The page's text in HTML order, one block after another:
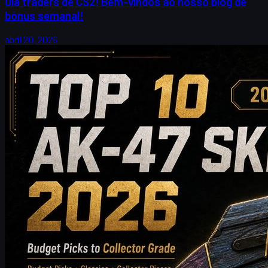
bónus semanal!
abril 20, 2026